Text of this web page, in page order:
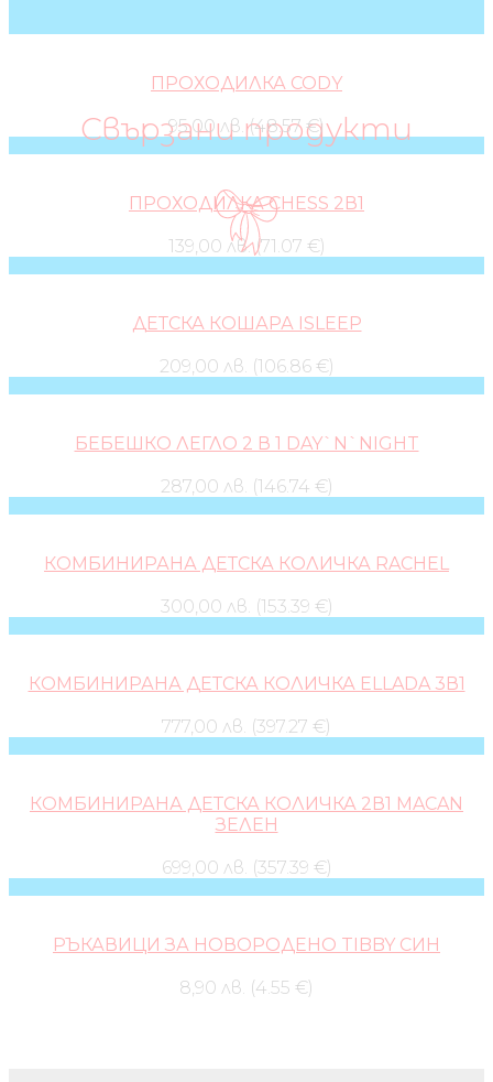
Свързани продукти
ПРОХОДИЛКА CODY
95,00 лв. (48.57 €)
ПРОХОДИЛКА CHESS 2В1
139,00 лв. (71.07 €)
ДЕТСКА КОШАРА ISLEEP
209,00 лв. (106.86 €)
БЕБЕШКО ЛЕГЛО 2 В 1 DAY`N`NIGHT
287,00 лв. (146.74 €)
КОМБИНИРАНА ДЕТСКА КОЛИЧКА RACHEL
300,00 лв. (153.39 €)
КОМБИНИРАНА ДЕТСКА КОЛИЧКА ELLADA 3В1
777,00 лв. (397.27 €)
КОМБИНИРАНА ДЕТСКА КОЛИЧКА 2В1 MACAN
ЗЕЛЕН
699,00 лв. (357.39 €)
РЪКАВИЦИ ЗА НОВОРОДЕНО TIBBY СИН
8,90 лв. (4.55 €)